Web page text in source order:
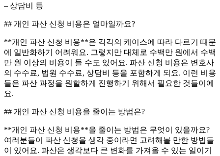
– 상담비 등
## 개인 파산 신청 비용은 얼마일까요?
**개인 파산 신청 비용**은 각각의 케이스에 따라 다르기 때문
에 일반화하기 어려워요. 그렇지만 대체로 수백만 원에서 수백
만 원 이상의 비용이 들 수도 있어요. 파산 신청 비용은 변호사
의 수수료, 법원 수수료, 상담비 등을 포함하게 되요. 이런 비용
들은 파산 과정을 원할하게 진행하기 위해서 필요한 것들이에
요.
## 개인 파산 신청 비용을 줄이는 방법은?
**개인 파산 신청 비용**을 줄이는 방법은 무엇이 있을까요?
여러분들이 파산 신청을 생각 중이라면 고려해볼 만한 방법들
이 있어요. 파산은 생각보다 큰 변화를 가져올 수 있는 일이기